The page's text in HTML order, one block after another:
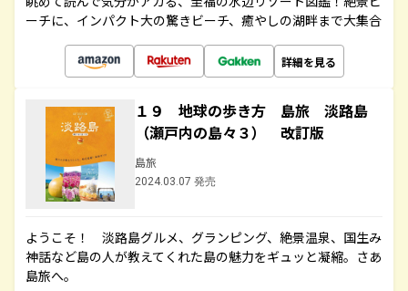
ーチに、インパクト大の驚きビーチ、癒やしの湖畔まで大集合
詳細を見る
１９ 地球の歩き方 島旅 淡路島
（瀬戸内の島々３） 改訂版
島旅
2024.03.07 発売
ようこそ！ 淡路島グルメ、グランピング、絶景温泉、国生み
神話など島の人が教えてくれた島の魅力をギュッと凝縮。さあ
島旅へ。